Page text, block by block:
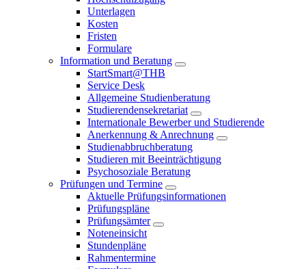
Unterlagen
Kosten
Fristen
Formulare
Information und Beratung
StartSmart@THB
Service Desk
Allgemeine Studienberatung
Studierendensekretariat
Internationale Bewerber und Studierende
Anerkennung & Anrechnung
Studienabbruchberatung
Studieren mit Beeinträchtigung
Psychosoziale Beratung
Prüfungen und Termine
Aktuelle Prüfungsinformationen
Prüfungspläne
Prüfungsämter
Noteneinsicht
Stundenpläne
Rahmentermine